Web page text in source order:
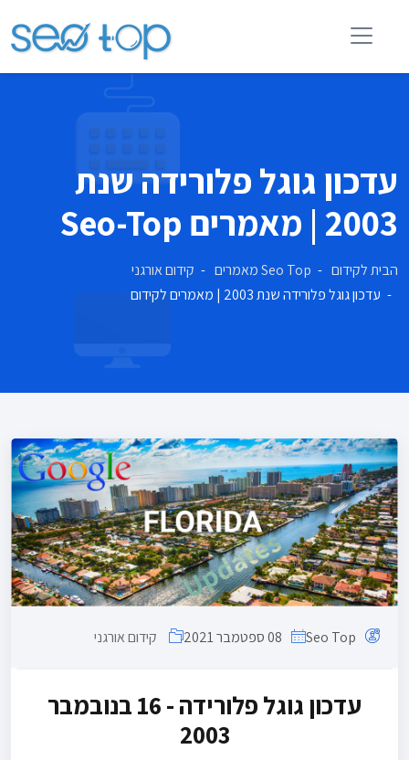
עדכון גוגל פלורידה שנת
2003 | מאמרים Seo-Top
הבית לקידום Seo Top מאמרים
קידום אורגני
עדכון גוגל פלורידה שנת 2003 | מאמרים לקידום
Seo Top
08ספטמבר 2021 קידום אורגני
עדכון גוגל פלורידה - 16 בנובמבר
2003